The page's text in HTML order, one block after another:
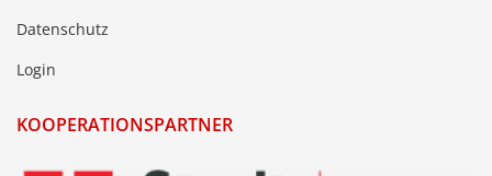
Datenschutz
Login
KOOPERATIONSPARTNER